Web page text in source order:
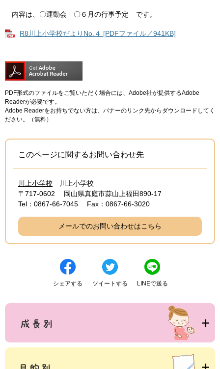
内容は、〇運動会 〇６月の行事予定 です。
R8川上小学校だよりNo.４ [PDFファイル／941KB]
PDF形式のファイルをご覧いただく場合には、Adobe社が提供するAdobe
Readerが必要です。
Adobe Readerをお持ちでない方は、バナーのリンク先からダウンロードしてく
ださい。（無料）
このページに関するお問い合わせ先
川上小学校
川上小学校
〒717-0602
岡山県真庭市蒜山上福田890-17
Tel：0867-66-7045
Fax：0867-66-3020
メールでのお問い合わせはこちら
シェアする ツイートする LINEで送る